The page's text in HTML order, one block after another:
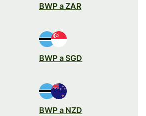
BWP a ZAR
BWP a SGD
BWP a NZD